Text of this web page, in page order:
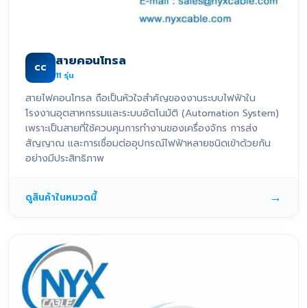
CC สายคอนโทรล
11 รุ่น
สายไฟคอนโทรล ถือเป็นหัวใจสำคัญของงานระบบไฟฟ้าใน
โรงงานอุตสาหกรรมและระบบอัตโนมัติ (Automation System)
เพราะเป็นสายที่ใช้ควบคุมการทำงานของเครื่องจักร การส่ง
สัญญาณ และการเชื่อมต่ออุปกรณ์ไฟฟ้าหลายชนิดเข้าด้วยกัน
อย่างมีประสิทธิภาพ
ดูสินค้าในหมวดนี้ →